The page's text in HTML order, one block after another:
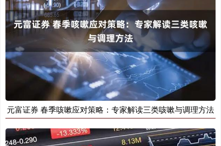
元富证券 春季咳嗽应对策略：专家解读三类咳嗽与调理方法